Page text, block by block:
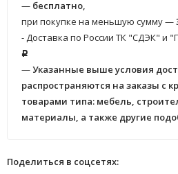
— бесплатно,
при покупке на меньшую сумму —
- Доставка по России ТК "СДЭК" и
Р
—Указанные выше условия
распространяются на заказы с
товарами типа: мебель,
материалы, а также другие
Поделиться в соцсетях: